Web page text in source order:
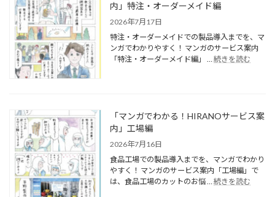
内」特注・オーダーメイド編
2026年7月17日
特注・オーダーメイドでの製品導入までを、マ
ンガでわかりやすく！ マンガのサービス案内
「特注・オーダーメイド編」 …続きを読む
「マンガでわかる！HIRANOサービス案
内」工場編
2026年7月16日
食品工場での製品導入までを、マンガでわかり
やすく！ マンガのサービス案内「工場編」で
は、食品工場のカットのお悩 …続きを読む